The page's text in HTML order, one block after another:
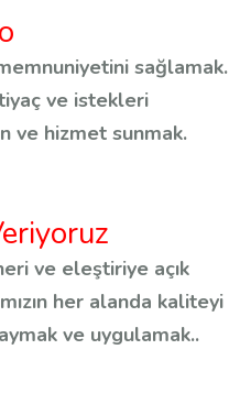
sağlamak.
ve istekleri
ve hizmet sunmak.
ve eleştiriye açık
her alanda kaliteyi
ve uygulamak..